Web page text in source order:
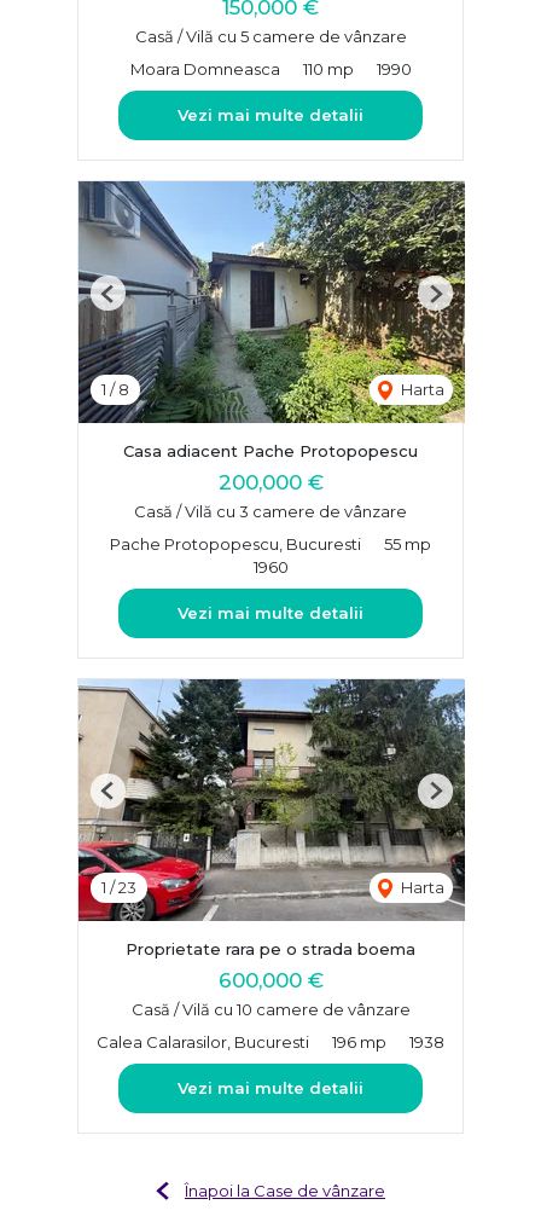
150,000 €
Casă / Vilă cu 5 camere de vânzare
Moara Domneasca
110 mp 1990
Vezi mai multe detalii
1 /8 Harta
Previous Next
Casa adiacent Pache Protopopescu
200,000 €
Casă / Vilă cu 3 camere de vânzare
Pache Protopopescu, Bucuresti
55 mp
1960
Vezi mai multe detalii
1 /23 Harta
Previous Next
Proprietate rara pe o strada boema
600,000 €
Casă / Vilă cu 10 camere de vânzare
Calea Calarasilor, Bucuresti
196 mp 1938
Vezi mai multe detalii
Înapoi la Case de vânzare